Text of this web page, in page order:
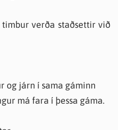
verða staðsettir við
og járn í sama gáminn
má fara í þessa gáma.